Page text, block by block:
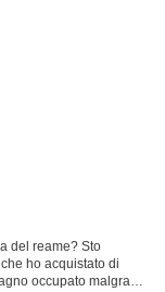
del reame? Sto
ho acquistato di
occupato malgrado